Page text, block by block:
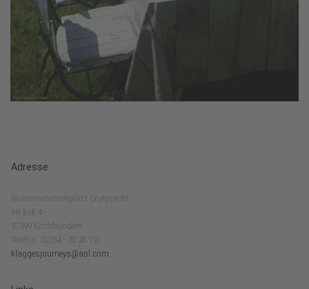
Adresse
Wohnmobilstellplatz Crutpracht
Im Eck 4
57399 Kirchhundem
Telefon: 02764 - 30 20 191
klaggesjourneys@aol.com